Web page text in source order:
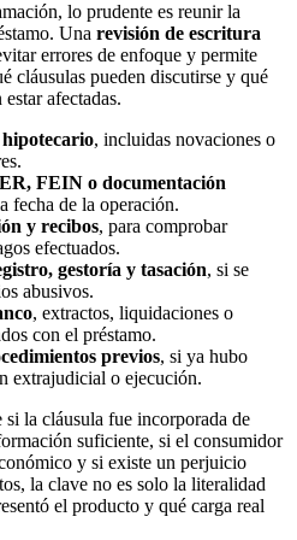
lo prudente es reunir la
Una revisión de escritura
errores de enfoque y permite
cláusulas pueden discutirse y qué
afectadas.
, incluidas novaciones o
FEIN o documentación
fecha de la operación.
y recibos, para comprobar
efectuados.
gestoría y tasación, si se
abusivos.
, extractos, liquidaciones o
con el préstamo.
previos, si ya hubo
extrajudicial o ejecución.
si la cláusula fue incorporada de
suficiente, si el consumidor
y si existe un perjuicio
la clave no es solo la literalidad
el producto y qué carga real